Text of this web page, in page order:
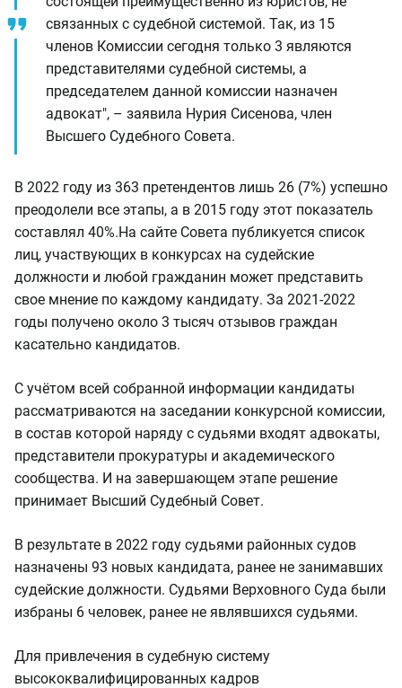
связанных с судебной системой. Так, из 15
членов Комиссии сегодня только 3 являются
представителями судебной системы, а
председателем данной комиссии назначен
адвокат", – заявила Нурия Сисенова, член
Высшего Судебного Совета.
В 2022 году из 363 претендентов лишь 26 (7%) успешно
преодолели все этапы, а в 2015 году этот показатель
составлял 40%.На сайте Совета публикуется список
лиц, участвующих в конкурсах на судейские
должности и любой гражданин может представить
свое мнение по каждому кандидату. За 2021-2022
годы получено около 3 тысяч отзывов граждан
касательно кандидатов.
С учётом всей собранной информации кандидаты
рассматриваются на заседании конкурсной комиссии,
в состав которой наряду с судьями входят адвокаты,
представители прокуратуры и академического
сообщества. И на завершающем этапе решение
принимает Высший Судебный Совет.
В результате в 2022 году судьями районных судов
назначены 93 новых кандидата, ранее не занимавших
судейские должности. Судьями Верховного Суда были
избраны 6 человек, ранее не являвшихся судьями.
Для привлечения в судебную систему
высококвалифицированных кадров